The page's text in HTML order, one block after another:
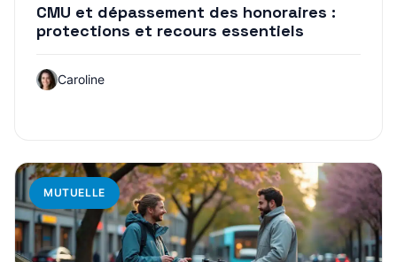
CMU et dépassement des honoraires :
protections et recours essentiels
Caroline
MUTUELLE